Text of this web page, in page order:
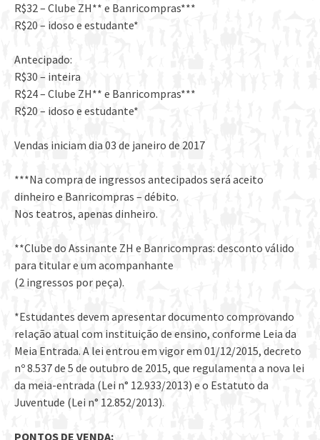
R$32 – Clube ZH** e Banricompras***
R$20 – idoso e estudante*
Antecipado:
R$30 – inteira
R$24 – Clube ZH** e Banricompras***
R$20 – idoso e estudante*
Vendas iniciam dia 03 de janeiro de 2017
***Na compra de ingressos antecipados será aceito
dinheiro e Banricompras – débito.
Nos teatros, apenas dinheiro.
**Clube do Assinante ZH e Banricompras: desconto válido
para titular e um acompanhante
(2 ingressos por peça).
*Estudantes devem apresentar documento comprovando
relação atual com instituição de ensino, conforme Leia da
Meia Entrada. A lei entrou em vigor em 01/12/2015, decreto
nº 8.537 de 5 de outubro de 2015, que regulamenta a nova lei
da meia-entrada (Lei n° 12.933/2013) e o Estatuto da
Juventude (Lei n° 12.852/2013).
PONTOS DE VENDA: